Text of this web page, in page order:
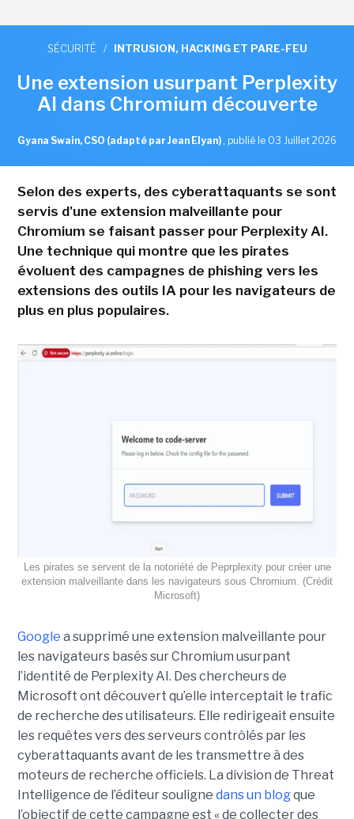
SÉCURITÉ / INTRUSION, HACKING ET PARE-FEU
Une extension usurpant Perplexity
AI dans Chromium découverte
Gyana Swain, CSO (adapté par Jean Elyan) , publié le 03 Juillet 2026
Selon des experts, des cyberattaquants se sont
servis d'une extension malveillante pour
Chromium se faisant passer pour Perplexity AI.
Une technique qui montre que les pirates
évoluent des campagnes de phishing vers les
extensions des outils IA pour les navigateurs de
plus en plus populaires.
Les pirates se servent de la notoriété de Peprplexity pour créer une
extension malveillante dans les navigateurs sous Chromium. (Crédit
Microsoft)
Google a supprimé une extension malveillante pour
les navigateurs basés sur Chromium usurpant
l’identité de Perplexity AI. Des chercheurs de
Microsoft ont découvert qu’elle interceptait le trafic
de recherche des utilisateurs. Elle redirigeait ensuite
les requêtes vers des serveurs contrôlés par les
cyberattaquants avant de les transmettre à des
moteurs de recherche officiels. La division de Threat
Intelligence de l’éditeur souligne dans un blogque
l’objectif de cette campagne est « de collecter des